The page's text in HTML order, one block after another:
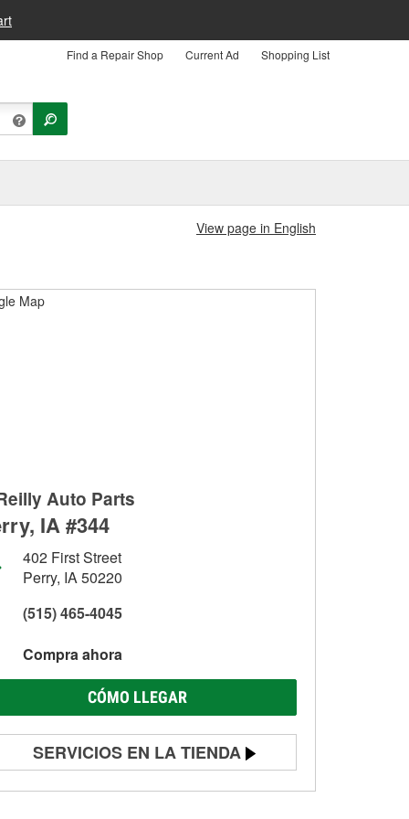
Find a Repair Shop Current Ad Shopping List
View page in English
Auto Parts
IA #344
402 First Street
Perry, IA 50220
(515) 465-4045
Compra ahora
CÓMO LLEGAR
SERVICIOS EN LA TIENDA
Prueba de batería